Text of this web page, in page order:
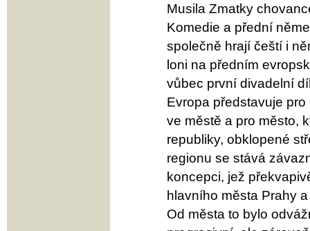
Musila Zmatky
Komedie a přední
společně hrají čeští i
loni na předním
vůbec první divadelní
Evropa představuje
ve městě a pro město,
republiky, obklopené
regionu se stává
koncepci, jež
hlavního města Prahy
Od města to bylo